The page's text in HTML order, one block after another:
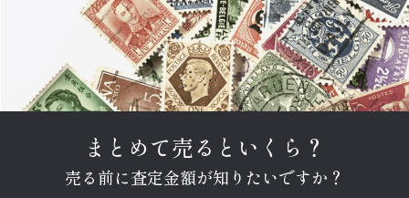
まとめて売るといくら？
売る前に査定金額が知りたいですか？